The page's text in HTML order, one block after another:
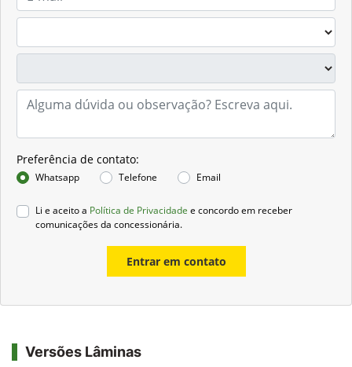
Preferência de contato:
Whatsapp Telefone Email
Li e aceito a Política de Privacidade e concordo em receber
comunicações da concessionária.
Entrar em contato
Versões Lâminas